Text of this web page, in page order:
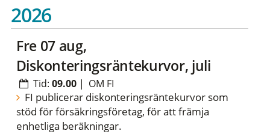
2026
fre 07 aug,
Diskonteringsräntekurvor, juli
Tid:09.00 | OM FI
FI publicerar diskonteringsräntekurvor som
stöd för försäkringsföretag, för att främja
enhetliga beräkningar.